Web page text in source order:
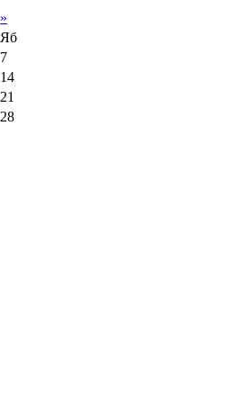
»
Яб
7
14
21
28